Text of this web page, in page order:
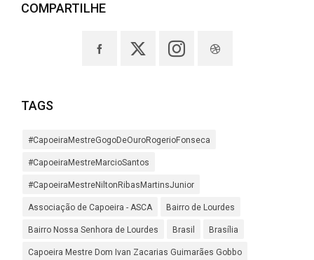
COMPARTILHE
TAGS
#CapoeiraMestreGogoDeOuroRogerioFonseca
#CapoeiraMestreMarcioSantos
#CapoeiraMestreNiltonRibasMartinsJunior
Associação de Capoeira - ASCA Bairro de Lourdes
Bairro Nossa Senhora de Lourdes Brasil Brasília
Capoeira Mestre Dom Ivan Zacarias Guimarães Gobbo